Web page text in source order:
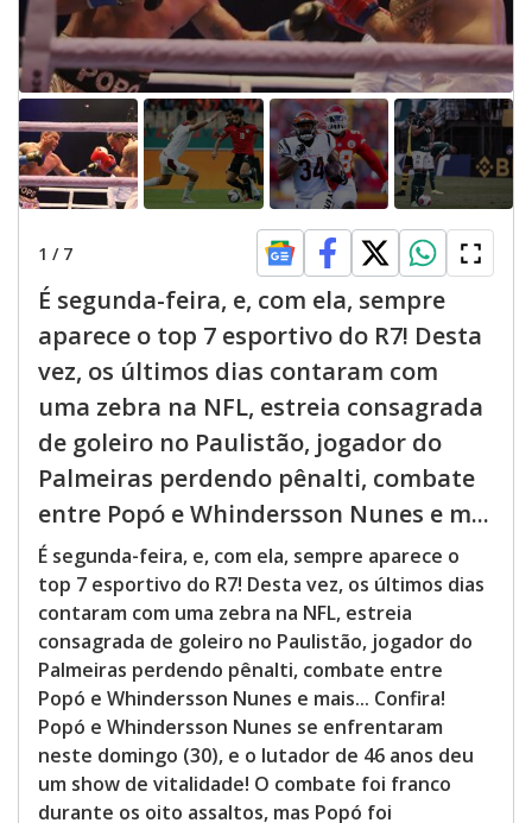
1 / 7
É segunda-feira, e, com ela, sempre
aparece o top 7 esportivo do R7! Desta
vez, os últimos dias contaram com
uma zebra na NFL, estreia consagrada
de goleiro no Paulistão, jogador do
Palmeiras perdendo pênalti, combate
entre Popó e Whindersson Nunes e m...
É segunda-feira, e, com ela, sempre aparece o
top 7 esportivo do R7! Desta vez, os últimos dias
contaram com uma zebra na NFL, estreia
consagrada de goleiro no Paulistão, jogador do
Palmeiras perdendo pênalti, combate entre
Popó e Whindersson Nunes e mais... Confira!
Popó e Whindersson Nunes se enfrentaram
neste domingo (30), e o lutador de 46 anos deu
um show de vitalidade! O combate foi franco
durante os oito assaltos, mas Popó foi